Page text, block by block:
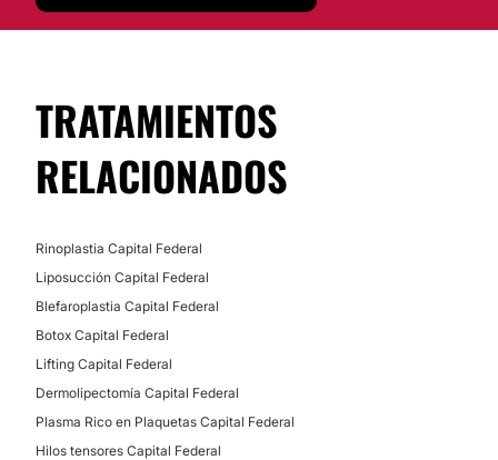
TRATAMIENTOS
RELACIONADOS
Rinoplastia Capital Federal
Liposucción Capital Federal
Blefaroplastia Capital Federal
Botox Capital Federal
Lifting Capital Federal
Dermolipectomía Capital Federal
Plasma Rico en Plaquetas Capital Federal
Hilos tensores Capital Federal